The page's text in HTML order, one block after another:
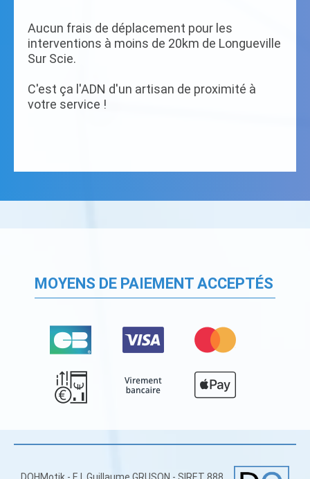
Aucun frais de déplacement pour les
interventions à moins de 20km de Longueville
Sur Scie.
C'est ça l'ADN d'un artisan de proximité à
votre service !
MOYENS DE PAIEMENT ACCEPTÉS